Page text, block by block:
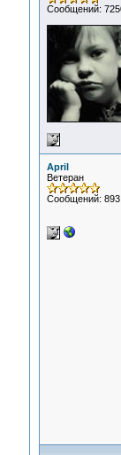
Сообщений:
April
Ветеран
Сообщений: 893